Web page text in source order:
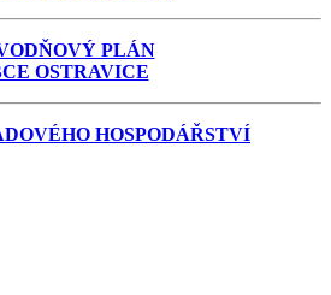
PLÁN
OSTRAVICE
HOSPODÁŘSTVÍ